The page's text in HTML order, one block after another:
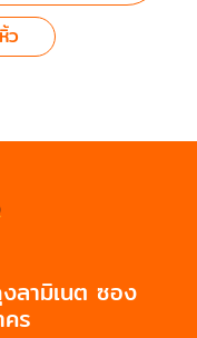
ว
ลามิเนต ซอง
ร